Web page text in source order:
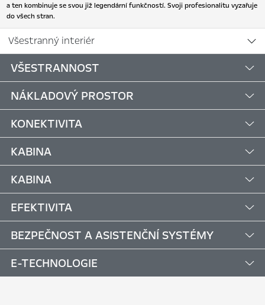
a ten kombinuje se svou již legendární funkčností. Svoji profesionalitu vyzařuje
do všech stran.
Všestranný interiér
VŠESTRANNOST
NÁKLADOVÝ PROSTOR
KONEKTIVITA
KABINA
KABINA
EFEKTIVITA
BEZPEČNOST A ASISTENČNÍ SYSTÉMY
E-TECHNOLOGIE